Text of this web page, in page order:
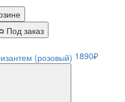
Под заказ
1890₽